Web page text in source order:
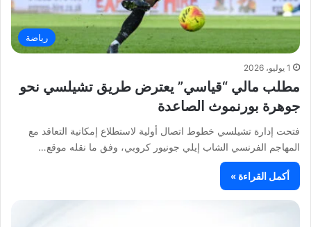
رياضة
1 يوليو، 2026
مطلب مالي “قياسي” يعترض طريق تشيلسي نحو
جوهرة بورنموث الصاعدة
فتحت إدارة تشيلسي خطوط اتصال أولية لاستطلاع إمكانية التعاقد مع
المهاجم الفرنسي الشاب إيلي جونيور كروبي، وفق ما نقله موقع…
أكمل القراءة »